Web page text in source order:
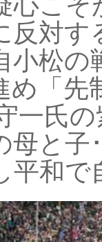
反対
小松
め「
一氏
母と子
平和